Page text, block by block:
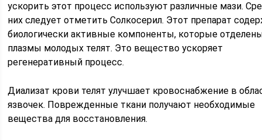
ускорить этот процесс используют различные мази.
них следует отметить Солкосерил. Этот препарат
биологически активные компоненты, которые
плазмы молодых телят. Это вещество ускоряет
регенеративный процесс.
Диализат крови телят улучшает кровоснабжение в
язвочек. Поврежденные ткани получают необходимые
вещества для восстановления.